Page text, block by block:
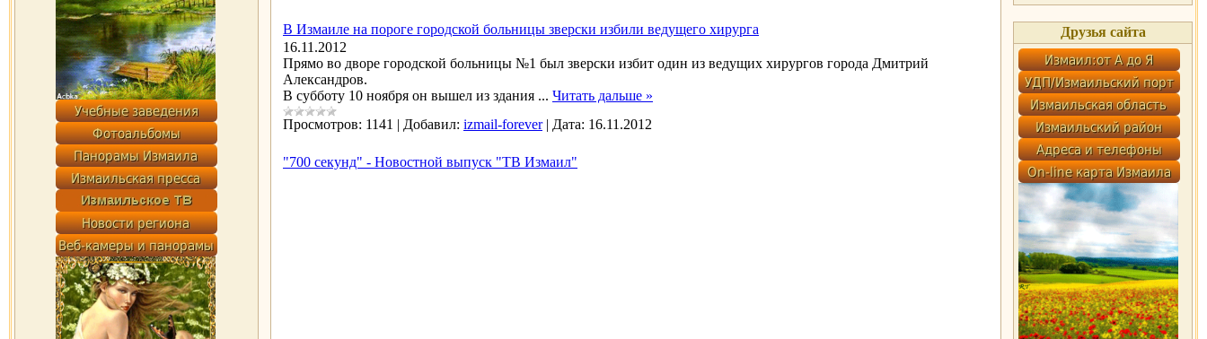
В Измаиле на пороге городской больницы зверски избили ведущего хирурга
16.11.2012
Прямо во дворе городской больницы №1 был зверски избит один из ведущих хирургов города Дмитрий
Александров.
В субботу 10 ноября он вышел из здания ... Читать дальше »
Просмотров: 1141 | Добавил: izmail-forever | Дата: 16.11.2012
"700 секунд" - Новостной выпуск "ТВ Измаил"
Друзья сайта